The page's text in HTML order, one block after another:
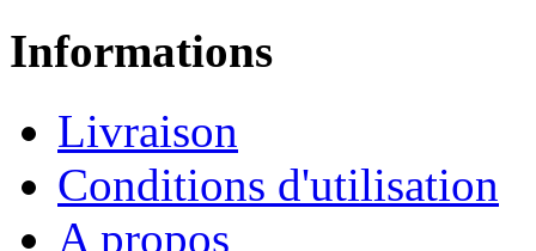
Informations
Livraison
Conditions d'utilisation
A propos